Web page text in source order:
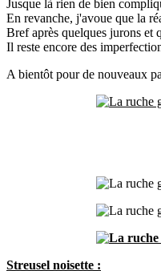
Jusque là rien de bien
En revanche, j'avoue que la
Bref après quelques jurons et
Il reste encore des
A bientôt pour de nouveaux
Streusel noisette :